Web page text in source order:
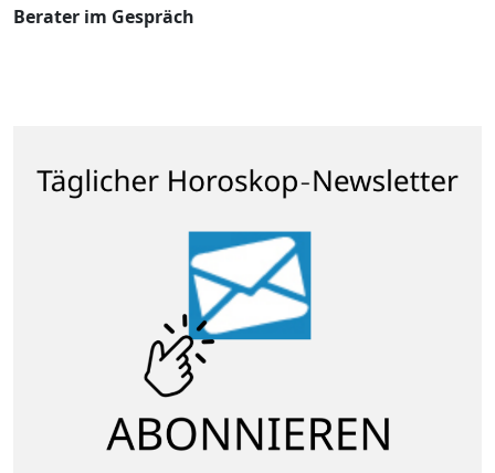
Berater im Gespräch